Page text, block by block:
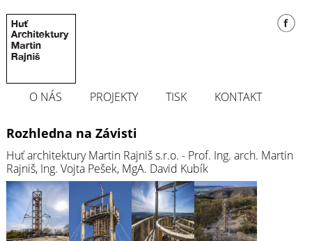
O NÁS PROJEKTY TISK KONTAKT
Rozhledna na Závisti
Huť architektury Martin Rajniš s.r.o. - Prof. Ing. arch. Martin
Rajniš, Ing. Vojta Pešek, MgA. David Kubík